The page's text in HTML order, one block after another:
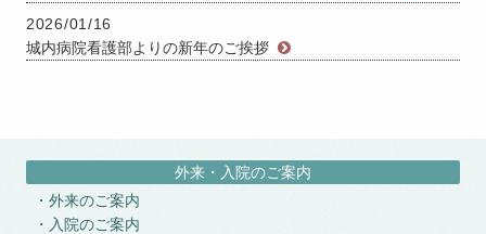
2026/01/16
城内病院看護部よりの新年のご挨拶
外来・入院のご案内
外来のご案内
入院のご案内